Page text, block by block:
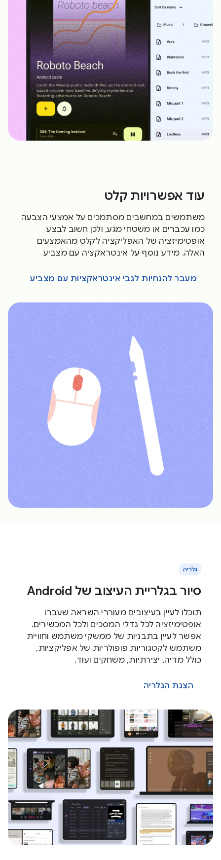
עוד אפשרויות קלט
משתמשים במחשבים מסתמכים על אמצעי הצבעה
כמו עכברים או משטחי מגע, ולכן חשוב לבצע
אופטימיזציה של האפליקציה לקלט מהאמצעים
האלה. מידע נוסף על אינטראקציה עם מצביע
מעבר להנחיות לגבי אינטראקציות עם מצביע
גלריה
סיור בגלריית העיצוב של Android
תוכלו לעיין בעיצובים מעוררי השראה שעברו
אופטימיזציה לכל גדלי המסכים ולכל המכשירים.
אפשר לעיין בתבניות של ממשקי משתמש וחוויית
משתמש לקטגוריות פופולריות של אפליקציות,
כולל מדיה, יצירתיות, משחקים ועוד.
הצגת הגלריה